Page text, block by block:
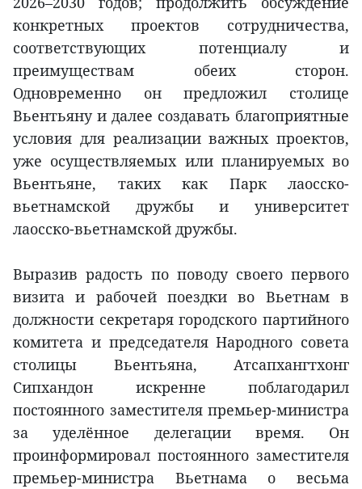
конкретных проектов сотрудничества,
соответствующих потенциалу и
преимуществам обеих сторон.
Одновременно он предложил столице
Вьентьяну и далее создавать благоприятные
условия для реализации важных проектов,
уже осуществляемых или планируемых во
Вьентьяне, таких как Парк лаосско-
вьетнамской дружбы и университет
лаосско-вьетнамской дружбы.
Выразив радость по поводу своего первого
визита и рабочей поездки во Вьетнам в
должности секретаря городского партийного
комитета и председателя Народного совета
столицы Вьентьяна, Атсапхангтхонг
Сипхандон искренне поблагодарил
постоянного заместителя премьер-министра
за уделённое делегации время. Он
проинформировал постоянного заместителя
премьер-министра Вьетнама о весьма